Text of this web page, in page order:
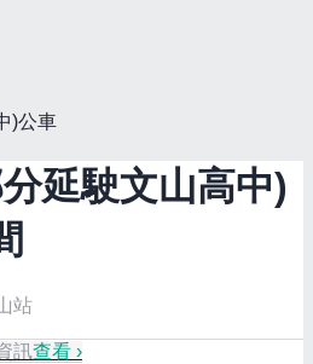
)公車
延駛文山高中)
站
訊查看 ›